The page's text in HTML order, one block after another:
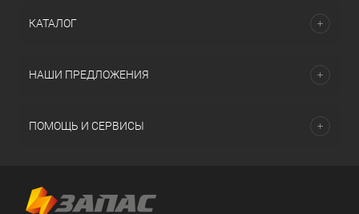
КАТАЛОГ
НАШИ ПРЕДЛОЖЕНИЯ
ПОМОЩЬ И СЕРВИСЫ